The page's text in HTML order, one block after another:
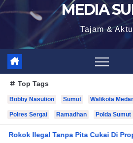
MEDIA
Tajam &
Top Tags
Bobby Nasution Sumut Walikota
Polres Sergai Ramadhan Polda Sumut
Di Propinsi Kepri Semakin Marak